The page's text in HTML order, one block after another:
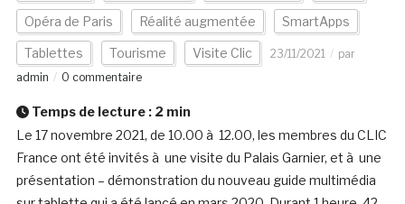
Opéra de Paris Réalité augmentée SmartApps
Tablettes Tourisme Visite Clic 23/11/2021
par
admin
0 commentaire
Temps de lecture : 2 min
Le 17 novembre 2021, de 10.00 à 12.00, les membres du CLIC
France ont été invités à une visite du Palais Garnier, et à une
présentation – démonstration du nouveau guide multimédia